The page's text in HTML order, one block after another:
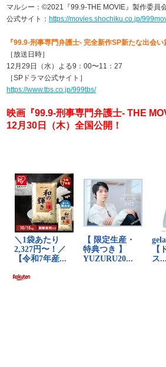
マルシー：©2021『99.9-THE MOVIE』製作委員
公式サイト： https://movies.shochiku.co.jp/
『99.9-刑事専⾨弁護⼠- 完全新作SP新たな出会い
［放送⽇時］
12⽉29⽇（⽔）よる9：00〜11：27
［SPドラマ公式サイト］
https://www.tbs.co.jp/999tbs/
映画『99.9-刑事専門弁護士- THE
12月30日（木）全国公開！